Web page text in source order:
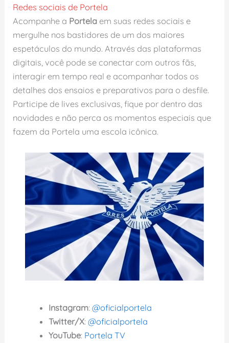
Redes sociais de Portela
Acompanhe a Portela em suas redes sociais e
mergulhe nos bastidores de um dos maiores
espetáculos do mundo. Através das plataformas
digitais, você pode se conectar com outros fãs,
interagir em tempo real e acompanhar todos os
detalhes dos ensaios e preparativos para o desfile.
Participe de lives exclusivas, fique por dentro das
novidades e não perca os momentos especiais que
fazem da Portela uma escola icônica.
Instagram: @oficialportela
Twitter/X: @oficialportela
YouTube: Portela TV